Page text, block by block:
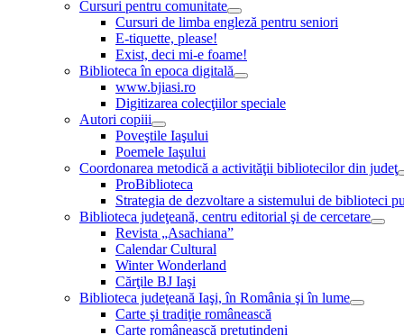
Cursuri pentru comunitate
Cursuri de limba engleză pentru seniori
E-tiquette, please!
Exist, deci mi-e foame!
Biblioteca în epoca digitală
www.bjiasi.ro
Digitizarea colecţiilor speciale
Autori copiii
Poveştile Iaşului
Poemele Iaşului
Coordonarea metodică a activităţii bibliotecilor din judeţ
ProBiblioteca
Strategia de dezvoltare a sistemului de biblioteci
Biblioteca judeţeană, centru editorial şi de cercetare
Revista „Asachiana”
Calendar Cultural
Winter Wonderland
Cărţile BJ Iaşi
Biblioteca judeţeană Iaşi, în România şi în lume
Carte şi tradiţie românească
Carte românească pretutindeni